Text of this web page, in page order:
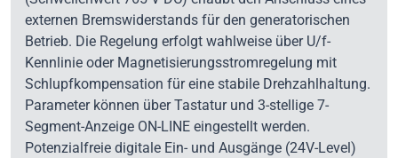
externen Bremswiderstands für den generatorischen
Betrieb. Die Regelung erfolgt wahlweise über U/f-
Kennlinie oder Magnetisierungsstromregelung mit
Schlupfkompensation für eine stabile Drehzahlhaltung.
Parameter können über Tastatur und 3-stellige 7-
Segment-Anzeige ON-LINE eingestellt werden.
Potenzialfreie digitale Ein- und Ausgänge (24V-Level)